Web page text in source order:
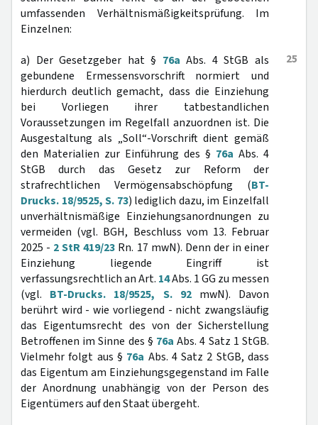
umfassenden Verhältnismäßigkeitsprüfung. Im
Einzelnen:
25
a) Der Gesetzgeber hat § 76a Abs. 4 StGB als
gebundene Ermessensvorschrift normiert und
hierdurch deutlich gemacht, dass die Einziehung
bei Vorliegen ihrer tatbestandlichen
Voraussetzungen im Regelfall anzuordnen ist. Die
Ausgestaltung als „Soll“-Vorschrift dient gemäß
den Materialien zur Einführung des § 76a Abs. 4
StGB durch das Gesetz zur Reform der
strafrechtlichen Vermögensabschöpfung (BT-
Drucks. 18/9525, S. 73) lediglich dazu, im Einzelfall
unverhältnismäßige Einziehungsanordnungen zu
vermeiden (vgl. BGH, Beschluss vom 13. Februar
2025 - 2 StR 419/23 Rn. 17 mwN). Denn der in einer
Einziehung liegende Eingriff ist
verfassungsrechtlich an Art. 14Abs. 1 GG zu messen
(vgl. BT-Drucks. 18/9525, S. 92mwN). Davon
berührt wird - wie vorliegend - nicht zwangsläufig
das Eigentumsrecht des von der Sicherstellung
Betroffenen im Sinne des § 76a Abs. 4 Satz 1 StGB.
Vielmehr folgt aus § 76a Abs. 4 Satz 2 StGB, dass
das Eigentum am Einziehungsgegenstand im Falle
der Anordnung unabhängig von der Person des
Eigentümers auf den Staat übergeht.